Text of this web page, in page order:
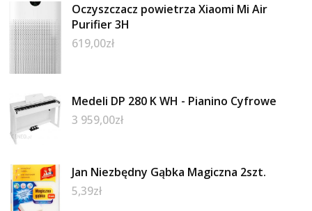
Oczyszczacz powietrza Xiaomi Mi Air
Purifier 3H
619,00zł
Medeli DP 280 K WH - Pianino Cyfrowe
3 959,00zł
Jan Niezbędny Gąbka Magiczna 2szt.
5,39zł